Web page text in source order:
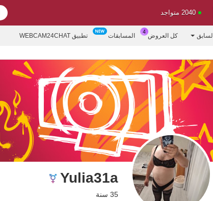
2040 متواجد
السابق كل العروض المسابقات تطبيق WEBCAM24CHAT
Yulia31a
35 سنة